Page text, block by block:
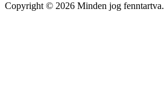
Copyright © 2026 Minden jog fenntartva.